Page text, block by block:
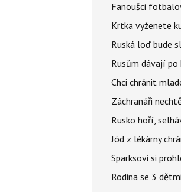
Fanoušci
Krtka vyženete
Ruská loď bude
Rusům dávají
Chci chránit
Záchranáři
Rusko hoří,
Jód z lékárny
Sparksovi si
Rodina se 3